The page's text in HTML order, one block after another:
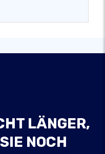
LÄNGER,
NOCH